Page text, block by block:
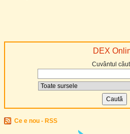
DEX
Cuvântul
Ce e nou - RSS